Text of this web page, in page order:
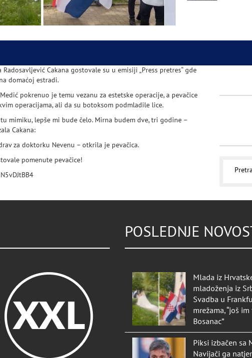
Cakana gostovale su u emisiji „Press pretres“ gde
domaćoj estradi.
pokrenuo je temu vezanu za estetske operacije, a pevačice
operacijama, ali da su botoksom podmladile lice.
mimiku, lepše mi bude čelo. Mirna budem dve, tri godine –
Cakana:
za doktorku Nevenu – otkrila je pevačica.
pomenute pevačice!
POSLEDNJE
Mlada iz
mladoženja iz
Svadba u
mrežama, “još
Bosanac”
Piksi izbačen sa
Navijači ga